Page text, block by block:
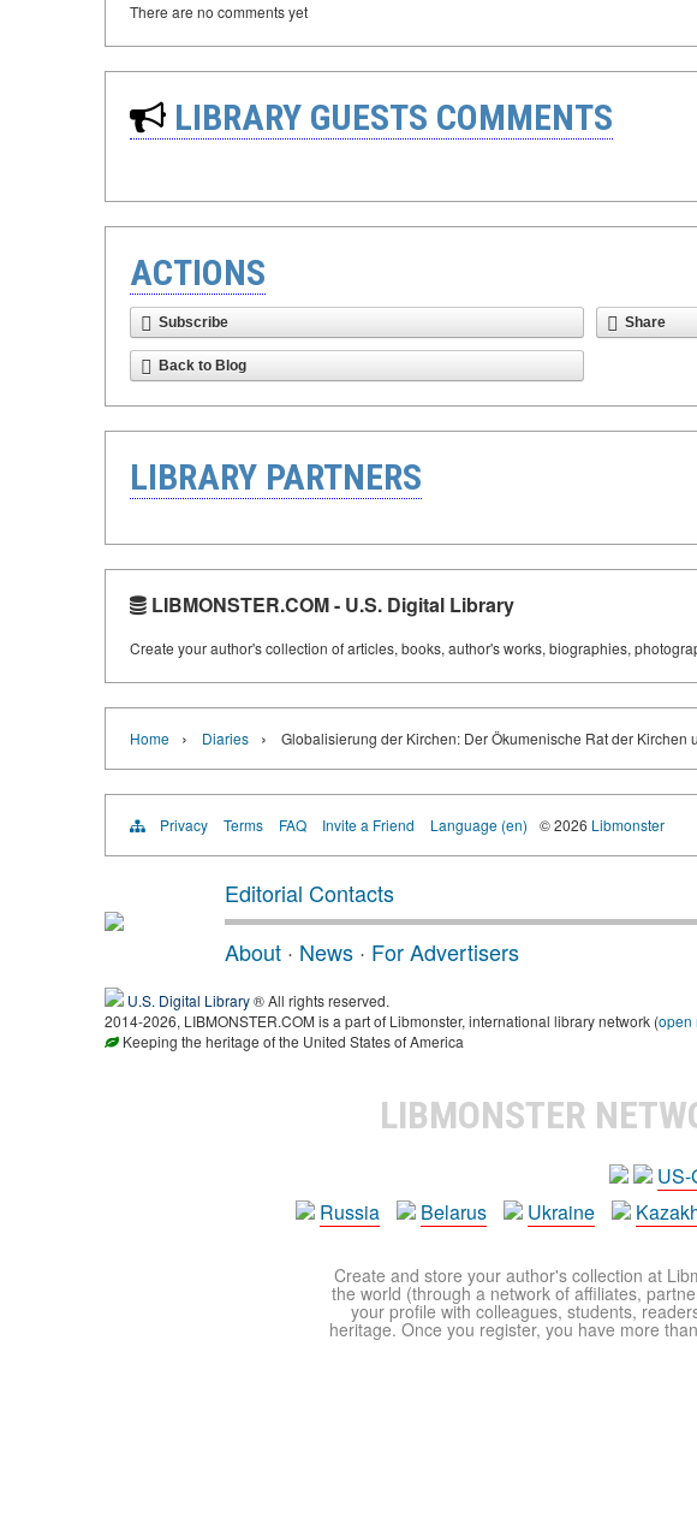
There are no comments yet
LIBRARY GUESTS COMMENTS
ACTIONS
Subscribe Share
Back to Blog
LIBRARY PARTNERS
LIBMONSTER.COM - U.S. Digital Library
Create your author's collection of articles, books, author's works, biographies,
Home › Diaries › Globalisierung der Kirchen: Der Ökumenische Rat der
Privacy Terms FAQ Invite a Friend Language (en) © 2026 Libmonster
Editorial Contacts
About · News · For Advertisers
U.S. Digital Library® All rights reserved.
2014-2026, LIBMONSTER.COM is a part of Libmonster, international library network (open
Keeping the heritage of the United States of America
LIBMONSTER
US-
Russia
Belarus Ukraine
Create and store your author's collection at
the world (through a network of affiliates,
your profile with colleagues, students,
heritage. Once you register, you have more